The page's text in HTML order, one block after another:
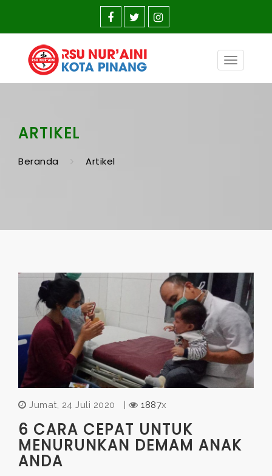
Toggle
ARTIKEL
Beranda Artikel
Jumat, 24 Juli 2020 | 1887x
6 CARA CEPAT UNTUK
MENURUNKAN DEMAM ANAK
ANDA